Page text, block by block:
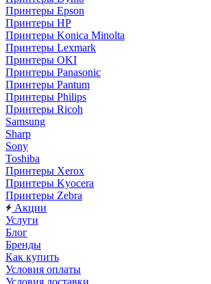
Принтеры Epson
Принтеры HP
Принтеры Konica Minolta
Принтеры Lexmark
Принтеры OKI
Принтеры Panasonic
Принтеры Pantum
Принтеры Philips
Принтеры Ricoh
Samsung
Sharp
Sony
Toshiba
Принтеры Xerox
Принтеры Kyocera
Принтеры Zebra
Акции
Услуги
Блог
Бренды
Как купить
Условия оплаты
Условия доставки